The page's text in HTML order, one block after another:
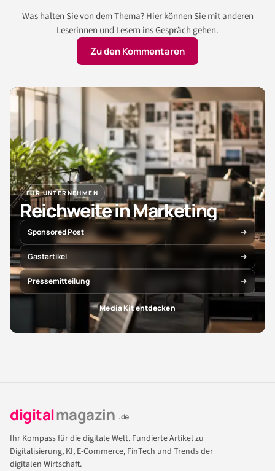
Was halten Sie von dem Thema? Hier können Sie mit anderen
Leserinnen und Lesern ins Gespräch gehen.
Zu den Kommentaren
FÜR UNTERNEHMEN
Reichweite in Marketing
Sponsored Post
Gastartikel
Pressemitteilung
Media Kit entdecken
digitalmagazin .de
Ihr Kompass für die digitale Welt. Fundierte Artikel zu
Digitalisierung, KI, E-Commerce, FinTech und Trends der
digitalen Wirtschaft.